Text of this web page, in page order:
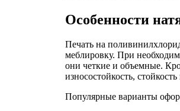
Особенности
Печать на
меблировку. При
они четкие и объемные.
износостойкость,
Популярные варианты